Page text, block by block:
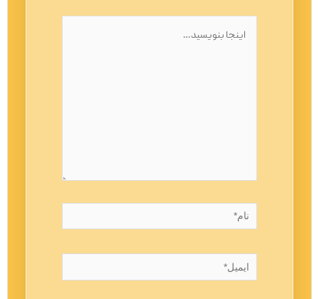
بنویسید…
نام*
ایمیل*